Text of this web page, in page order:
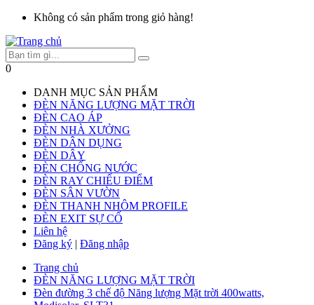
Không có sản phẩm trong giỏ hàng!
0
DANH MỤC SẢN PHẨM
ĐÈN NĂNG LƯỢNG MẶT TRỜI
ĐÈN CAO ÁP
ĐÈN NHÀ XƯỞNG
ĐÈN DÂN DỤNG
ĐÈN DÂY
ĐÈN CHỐNG NƯỚC
ĐÈN RAY CHIẾU ĐIỂM
ĐÈN SÂN VƯỜN
ĐÈN THANH NHÔM PROFILE
ĐÈN EXIT SỰ CỐ
Liên hệ
Đăng ký | Đăng nhập
Trang chủ
ĐÈN NĂNG LƯỢNG MẶT TRỜI
Đèn đường 3 chế độ Năng lượng Mặt trời 400watts,